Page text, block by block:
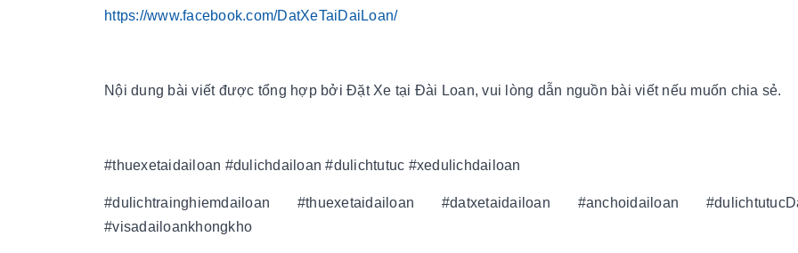
https://www.facebook.com/DatXeTaiDaiLoan/
Nội dung bài viết được tổng hợp bởi Đặt Xe tại Đài Loan, vui lòng dẫn nguồn bài viết nếu muốn chia sẻ.
#thuexetaidailoan #dulichdailoan #dulichtutuc #xedulichdailoan
#dulichtrainghiemdailoan #thuexetaidailoan #datxetaidailoan #anchoidailoan
#visadailoankhongkho